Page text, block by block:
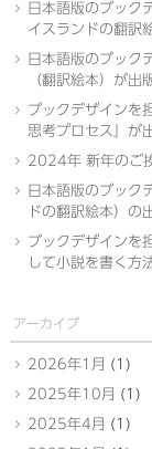
日本語版のブック
イスランドの翻訳
日本語版のブック
（翻訳絵本）が出
ブックデザインを
思考プロセス』が
2024年 新年のご
日本語版のブック
ドの翻訳絵本）の
ブックデザインを
して小説を書く方
アーカイブ
2026年1月 (1)
2025年10月 (1)
2025年4月 (1)